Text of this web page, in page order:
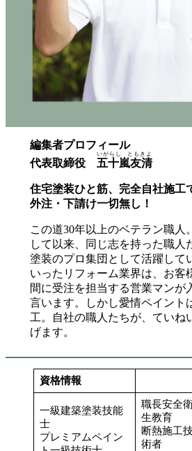
編集者プロフィール
代表取締役 五十嵐友清
いがらし ともきよ
住宅塗装ひと筋、完全自社施工
外注・下請け一切無し！
この道30年以上のベテラン職人
して以来、同じ志を持った職人
塗装のプロ集団として活躍して
いったリフォーム業界は、お客
間に受注を担当する営業マンが
言います。しかし愛情ペイント
工。自社の職人たちが、ていね
げます。
資格情報
一級建築塗装技能
士
プレミアムペイン
職長安全
生教育
断熱施工
術者